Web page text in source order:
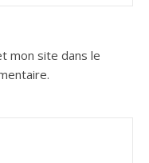
mon site dans le